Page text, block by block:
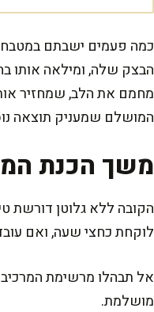
כמה פעמים ישבתם במטבח
הבצק שלה, ומילאה אותו
מחמם את הלב, שמחזיר
המושלם שמעניק תוצאה
משך הכנת
הקובה ללא גלוטן דורשת
לוקחת כחצי שעה, ואם
אל תבהלו מרשימת
מושלמת.